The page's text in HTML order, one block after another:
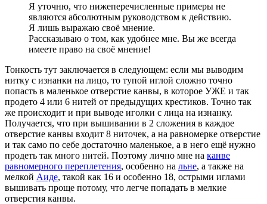
Я уточню, что нижеперечисленные примеры не
являются абсолютным руководством к действию.
Я лишь выражаю своё мнение.
Рассказываю о том, как удобнее мне. Вы же всегда
имеете право на своё мнение!
Тонкость тут заключается в следующем: если мы выводим
нитку с изнанки на лицо, то тупой иглой сложно точно
попасть в маленькое отверстие канвы, в которое УЖЕ и так
продето 4 или 6 нитей от предыдущих крестиков. Точно так
же происходит и при выводе иголки с лица на изнанку.
Получается, что при вышивании в 2 сложения в каждое
отверстие канвы входит 8 ниточек, а на равномерке отверстие
и так само по себе достаточно маленькое, а в него ещё нужно
продеть так много нитей. Поэтому лично мне на канве
равномерного переплетения, особенно на льне, а также на
мелкой Аиде, такой как 16 и особенно 18, острыми иглами
вышивать проще потому, что легче попадать в мелкие
отверстия канвы.